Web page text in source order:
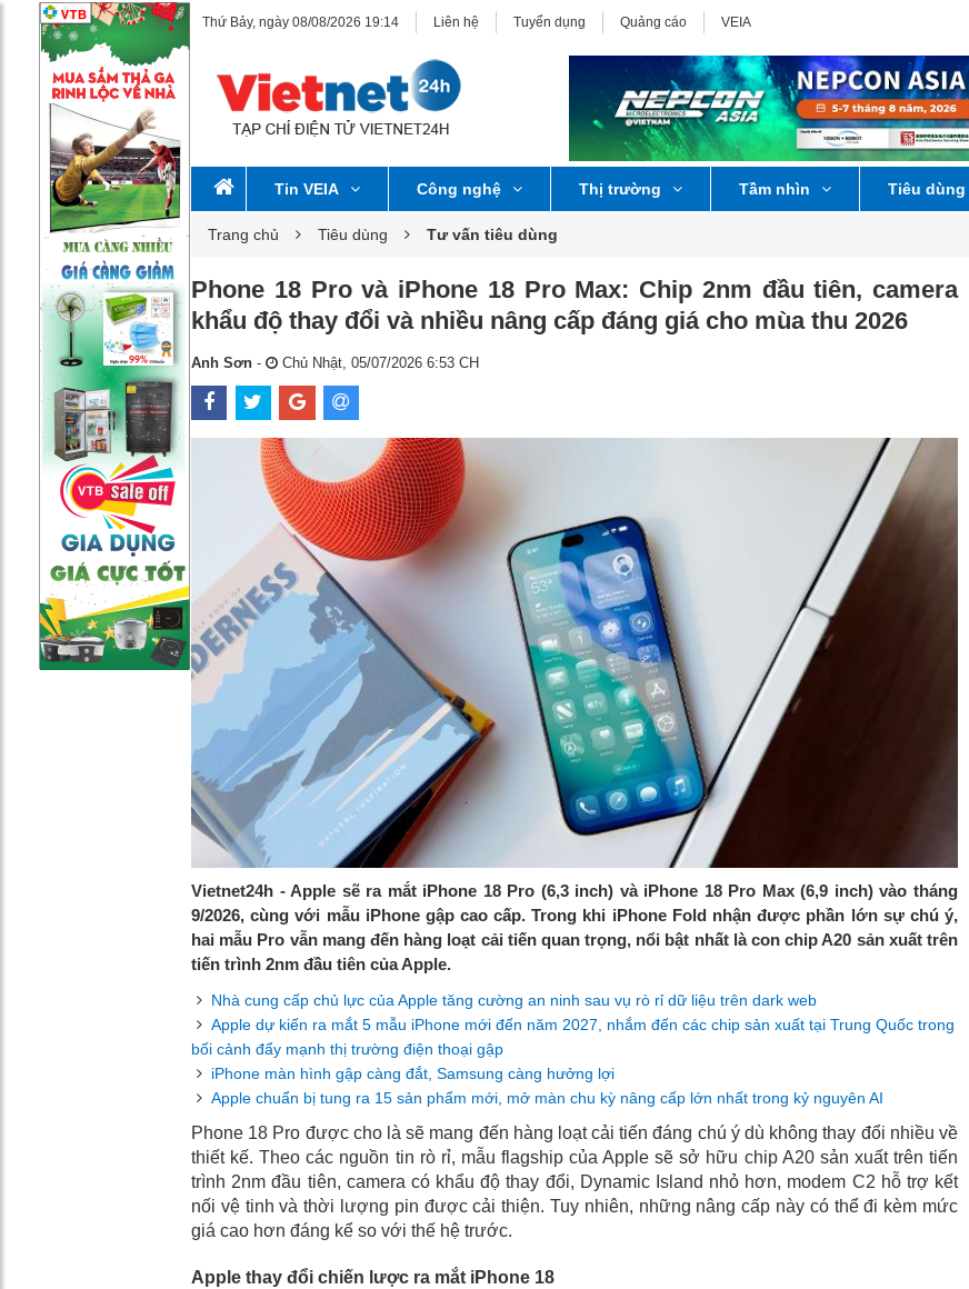
Thứ Bảy, ngày 08/08/2026 19:14 Liên hệ Tuyển dụng Quảng cáo VEIA
Tin VEIA Công nghệ Thị trường Tầm nhìn Tiêu dùng
Trang chủ Tiêu dùng Tư vấn tiêu dùng
Phone 18 Pro và iPhone 18 Pro Max: Chip 2nm đầu tiên, camera
khẩu độ thay đổi và nhiều nâng cấp đáng giá cho mùa thu 2026
Anh Sơn - Chủ Nhật, 05/07/2026 6:53 CH
Vietnet24h - Apple sẽ ra mắt iPhone 18 Pro (6,3 inch) và iPhone 18 Pro Max (6,9 inch) vào tháng
9/2026, cùng với mẫu iPhone gập cao cấp. Trong khi iPhone Fold nhận được phần lớn sự chú ý,
hai mẫu Pro vẫn mang đến hàng loạt cải tiến quan trọng, nổi bật nhất là con chip A20 sản xuất trên
tiến trình 2nm đầu tiên của Apple.
Nhà cung cấp chủ lực của Apple tăng cường an ninh sau vụ rò rỉ dữ liệu trên dark web
Apple dự kiến ​​ra mắt 5 mẫu iPhone mới đến năm 2027, nhắm đến các chip sản xuất tại Trung Quốc trong
bối cảnh đẩy mạnh thị trường điện thoại gập
iPhone màn hình gập càng đắt, Samsung càng hưởng lợi
Apple chuẩn bị tung ra 15 sản phẩm mới, mở màn chu kỳ nâng cấp lớn nhất trong kỷ nguyên AI
Phone 18 Pro được cho là sẽ mang đến hàng loạt cải tiến đáng chú ý dù không thay đổi nhiều về
thiết kế. Theo các nguồn tin rò rỉ, mẫu flagship của Apple sẽ sở hữu chip A20 sản xuất trên tiến
trình 2nm đầu tiên, camera có khẩu độ thay đổi, Dynamic Island nhỏ hơn, modem C2 hỗ trợ kết
nối vệ tinh và thời lượng pin được cải thiện. Tuy nhiên, những nâng cấp này có thể đi kèm mức
giá cao hơn đáng kể so với thế hệ trước.
Apple thay đổi chiến lược ra mắt iPhone 18